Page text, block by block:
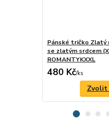
Pánské tričko
se zlatým srdcem
ROMANTYKXXL
480 Kč/ks
Zvolit